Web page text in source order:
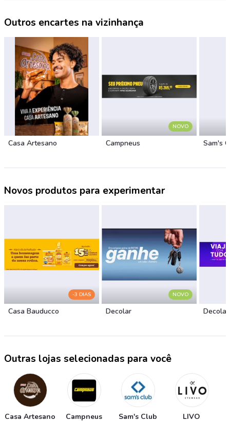
Outros encartes na vizinhança
Casa Artesano
NOVO
Campneus Sam's
Novos produtos para experimentar
-3 DIAS
Casa Bauducco
NOVO
Decolar Decolar
Outras lojas selecionadas para você
Casa Artesano Campneus Sam's Club LIVO